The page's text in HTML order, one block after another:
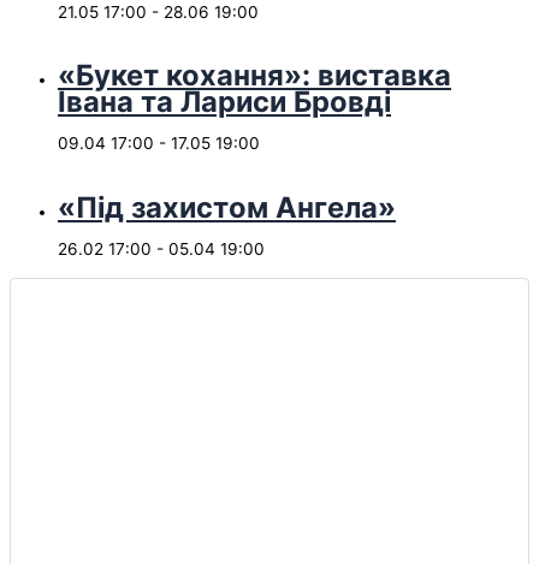
21.05 17:00 - 28.06 19:00
«Букет кохання»: виставка
Івана та Лариси Бровді
09.04 17:00 - 17.05 19:00
«Під захистом Ангела»
26.02 17:00 - 05.04 19:00